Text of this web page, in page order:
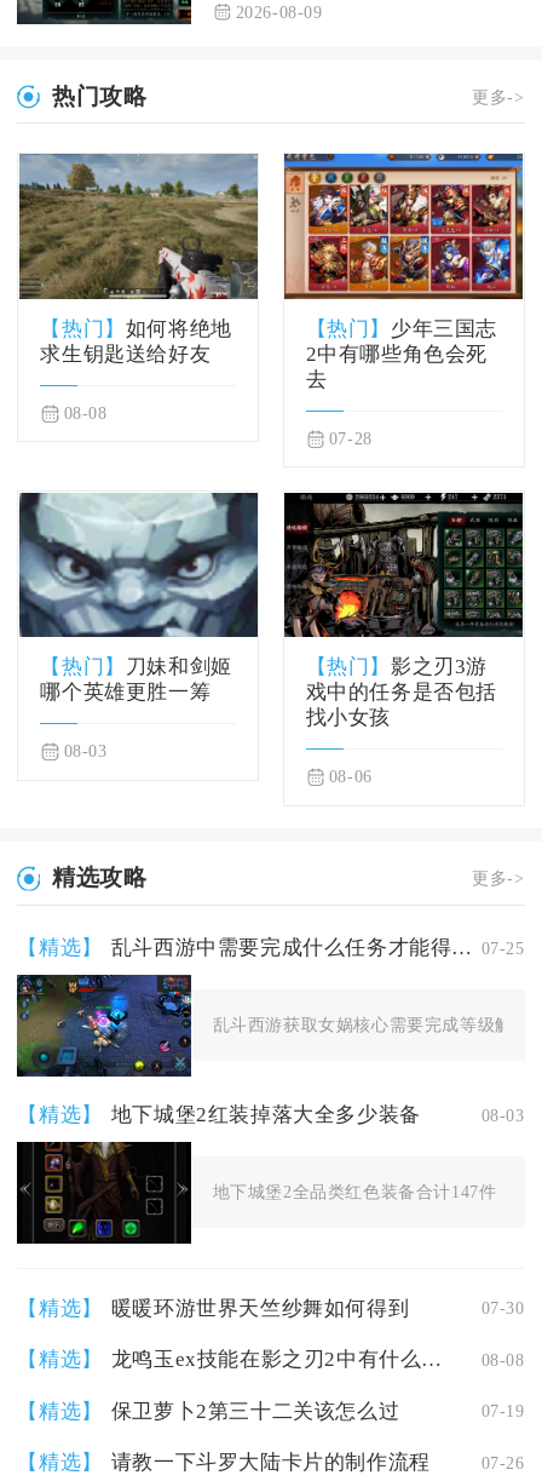
2026-08-09
热门攻略 更多->
【热门】 如何将绝地
求生钥匙送给好友
08-08
【热门】 少年三国志
2中有哪些角色会死
去
07-28
【热门】
刀妹和剑姬
哪个英雄更胜一筹
08-03
【热门】影之刃3游
戏中的任务是否包括
找小女孩
08-06
精选攻略 更多->
【精选】 乱斗西游中需要完成什么任务才能得到女娲 07-25
乱斗西游获取女娲核心需要完成等级解锁
【精选】 地下城堡2红装掉落大全多少装备 08-03
地下城堡2全品类红色装备合计147件，划
【精选】 暖暖环游世界天竺纱舞如何得到 07-30
【精选】 龙鸣玉ex技能在影之刃2中有什么效果 08-08
【精选】 保卫萝卜2第三十二关该怎么过 07-19
【精选】 请教一下斗罗大陆卡片的制作流程 07-26